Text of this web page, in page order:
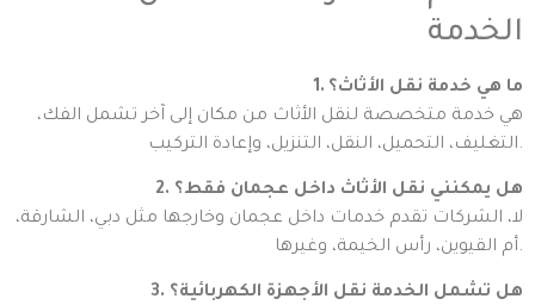
الخدمة
1. ما هي خدمة نقل الأثاث؟
هي خدمة متخصصة لنقل الأثاث من مكان إلى آخر تشمل الفك،
التغليف، التحميل، النقل، التنزيل، وإعادة التركيب.
2. هل يمكنني نقل الأثاث داخل عجمان فقط؟
لا، الشركات تقدم خدمات داخل عجمان وخارجها مثل دبي، الشارقة،
أم القيوين، رأس الخيمة، وغيرها.
3. هل تشمل الخدمة نقل الأجهزة الكهربائية؟